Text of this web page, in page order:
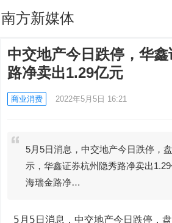
南方新媒体
中交地产今日跌停，华
路净卖出1.29亿元
商业消费 2022年5月5日 16:21
5月5日消息，中交地产今日跌停，
示，华鑫证券杭州隐秀路净卖出
海瑞金路净…